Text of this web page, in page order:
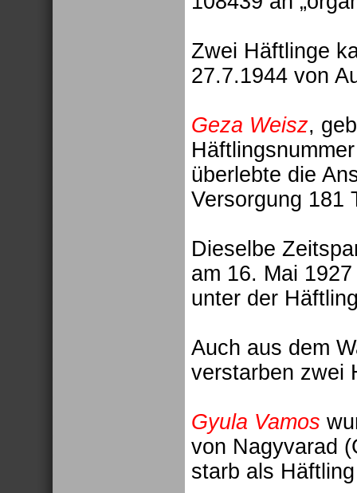
Zwei Häftlinge
27.7.1944 von
Geza Weisz,
überlebte die
Versorgung 181
Dieselbe
am 16. Mai
unter der
Auch aus dem
verstarben zwei
Gyula Vamos
von Nagyvarad
starb als